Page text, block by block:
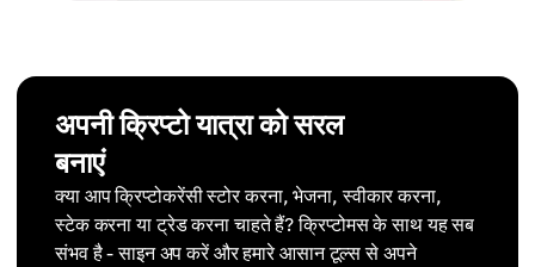
अपनी क्रिप्टो यात्रा को सरल
बनाएं
क्या आप क्रिप्टोकरेंसी स्टोर करना, भेजना, स्वीकार करना,
स्टेक करना या ट्रेड करना चाहते हैं? क्रिप्टोमस के साथ यह सब
संभव है - साइन अप करें और हमारे आसान टूल्स से अपने